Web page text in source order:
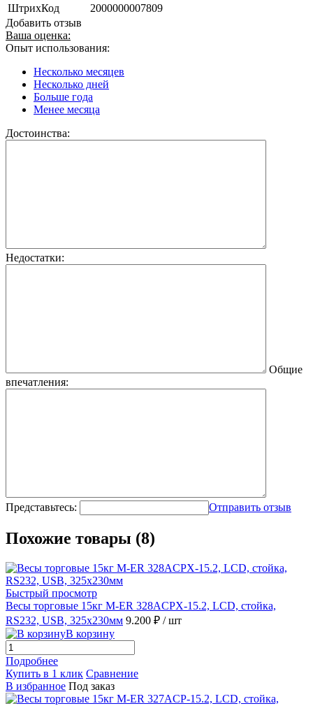
ШтрихКод
2000000007809
Добавить отзыв
Ваша оценка:
Опыт использования:
Несколько месяцев
Несколько дней
Больше года
Менее месяца
Достоинства:
Недостатки:
Общие
впечатления:
Представьтесь: Отправить отзыв
Похожие товары (8)
Быстрый просмотр
Весы торговые 15кг M-ER 328ACPX-15.2, LCD, стойка,
RS232, USB, 325x230мм 9.200 ₽ / шт
В корзину
Подробнее
Купить в 1 клик Сравнение
В избранное Под заказ